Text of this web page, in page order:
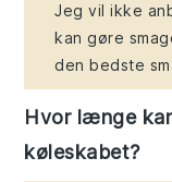
Jeg vil ikke
kan gøre
den bedste
Hvor længe
køleskabet?